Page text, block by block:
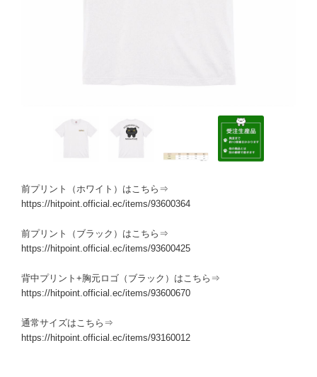
前プリント（ホワイト）はこちら⇒
https://hitpoint.official.ec/items/93600364
前プリント（ブラック）はこちら⇒
https://hitpoint.official.ec/items/93600425
背中プリント+胸元ロゴ（ブラック）はこちら⇒
https://hitpoint.official.ec/items/93600670
通常サイズはこちら⇒
https://hitpoint.official.ec/items/93160012